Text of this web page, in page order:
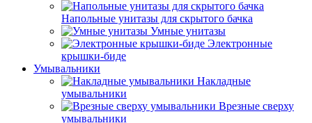
Напольные унитазы для скрытого бачка
Умные унитазы
Электронные
крышки-биде
Умывальники
Накладные
умывальники
Врезные сверху
умывальники